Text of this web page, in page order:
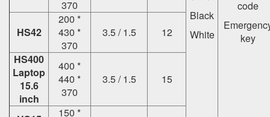
Black
White
code
key
370
HS42
200 *
430 *
370
3.5 / 1.5
12
HS400
Laptop
15.6
inch
400 *
440 *
370
3.5 / 1.5 15
150 *